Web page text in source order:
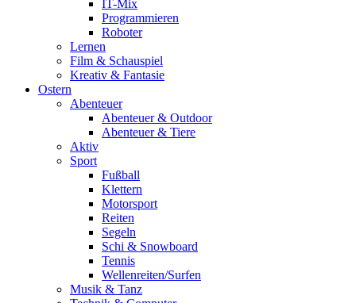
IT-Mix
Programmieren
Roboter
Lernen
Film & Schauspiel
Kreativ & Fantasie
Ostern
Abenteuer
Abenteuer & Outdoor
Abenteuer & Tiere
Aktiv
Sport
Fußball
Klettern
Motorsport
Reiten
Segeln
Schi & Snowboard
Tennis
Wellenreiten/Surfen
Musik & Tanz